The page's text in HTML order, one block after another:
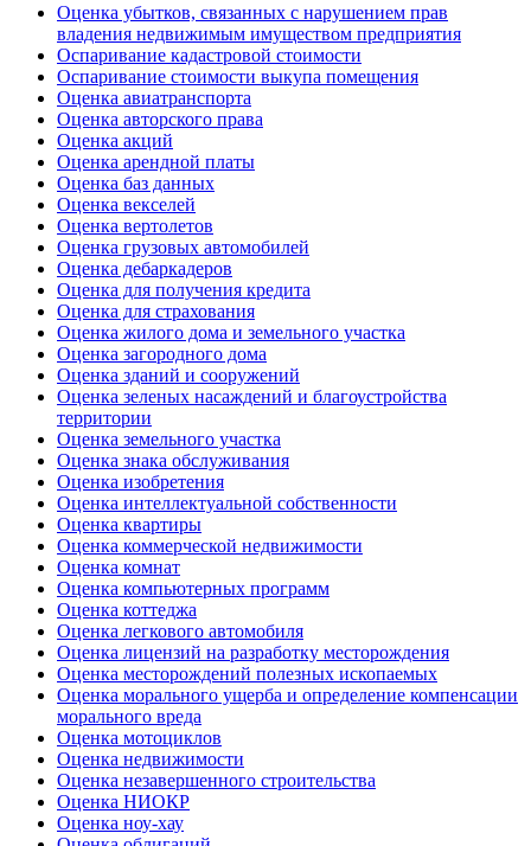
Оценка убытков, связанных с нарушением прав
владения недвижимым имуществом предприятия
Оспаривание кадастровой стоимости
Оспаривание стоимости выкупа помещения
Оценка авиатранспорта
Оценка авторского права
Оценка акций
Оценка арендной платы
Оценка баз данных
Оценка векселей
Оценка вертолетов
Оценка грузовых автомобилей
Оценка дебаркадеров
Оценка для получения кредита
Оценка для страхования
Оценка жилого дома и земельного участка
Оценка загородного дома
Оценка зданий и сооружений
Оценка зеленых насаждений и благоустройства
территории
Оценка земельного участка
Оценка знака обслуживания
Оценка изобретения
Оценка интеллектуальной собственности
Оценка квартиры
Оценка коммерческой недвижимости
Оценка комнат
Оценка компьютерных программ
Оценка коттеджа
Оценка легкового автомобиля
Оценка лицензий на разработку месторождения
Оценка месторождений полезных ископаемых
Оценка морального ущерба и определение компенсации
морального вреда
Оценка мотоциклов
Оценка недвижимости
Оценка незавершенного строительства
Оценка НИОКР
Оценка ноу-хау